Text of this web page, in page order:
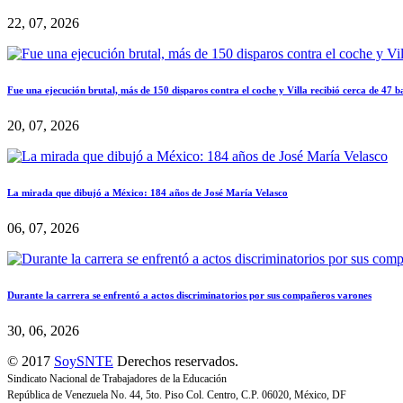
22, 07, 2026
Fue una ejecución brutal, más de 150 disparos contra el coche y Villa recibió cerca de 47
20, 07, 2026
La mirada que dibujó a México: 184 años de José María Velasco
06, 07, 2026
Durante la carrera se enfrentó a actos discriminatorios por sus compañeros varones
30, 06, 2026
© 2017 SoySNTE Derechos reservados.
Sindicato Nacional de Trabajadores de la Educación
República de Venezuela No. 44, 5to. Piso Col. Centro, C.P. 06020, México, DF